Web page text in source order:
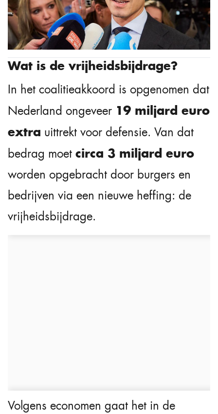
Wat is de vrijheidsbijdrage?
In het coalitieakkoord is opgenomen dat
Nederland ongeveer 19 miljard euro
extra uittrekt voor defensie. Van dat
bedrag moet circa 3 miljard euro
worden opgebracht door burgers en
bedrijven via een nieuwe heffing: de
vrijheidsbijdrage.
Volgens economen gaat het in de